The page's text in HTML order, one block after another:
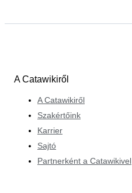
A Catawikiről
A Catawikiről
Szakértőink
Karrier
Sajtó
Partnerként a Catawikivel